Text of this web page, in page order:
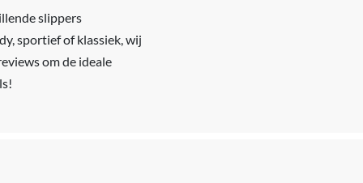
slippers
sportief of klassiek, wij
om de ideale